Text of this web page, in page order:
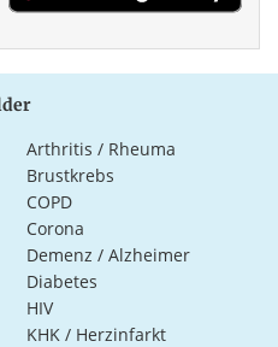
Arthritis / Rheuma
Brustkrebs
COPD
Corona
Demenz / Alzheimer
Diabetes
HIV
KHK / Herzinfarkt